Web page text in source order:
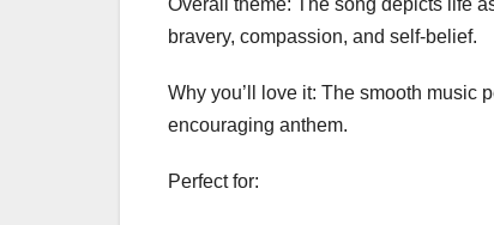
bravery, compassion, and self-belief.
Why you’ll love it: The smooth music
encouraging anthem.
Perfect for: